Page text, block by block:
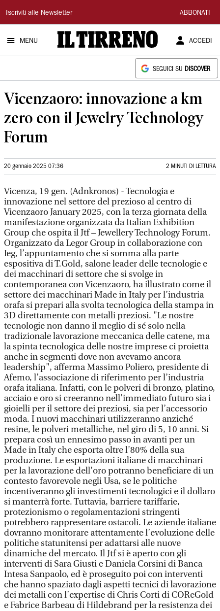
Il
Tirreno
Iscriviti alle Newsletter ABBONATI
MENU ACCEDI
SEGUICI SU DISCOVER
Vicenzaoro: innovazione a km
zero con il Jewelry Technology
Forum
20 gennaio 2025 07:36 2 MINUTI DI LETTURA
Vicenza, 19 gen. (Adnkronos) - Tecnologia e
innovazione nel settore del prezioso al centro di
Vicenzaoro January 2025, con la terza giornata della
manifestazione organizzata da Italian Exhibition
Group che ospita il Jtf – Jewellery Technology Forum.
Organizzato da Legor Group in collaborazione con
Ieg, l’appuntamento che si somma alla parte
espositiva di T.Gold, salone leader delle tecnologie e
dei macchinari di settore che si svolge in
contemporanea con Vicenzaoro, ha illustrato come il
settore dei macchinari Made in Italy per l’industria
orafa si prepari alla svolta tecnologica della stampa in
3D direttamente con metalli preziosi. "Le nostre
tecnologie non danno il meglio di sé solo nella
tradizionale lavorazione meccanica delle catene, ma
la spinta tecnologica delle nostre imprese ci proietta
anche in segmenti dove non avevamo ancora
leadership", afferma Massimo Poliero, presidente di
Afemo, l’associazione di riferimento per l’industria
orafa italiana. Infatti, con le polveri di bronzo, platino,
acciaio e oro si creeranno nell’immediato futuro sia i
gioielli per il settore dei preziosi, sia per l’accessorio
moda. I nuovi macchinari utilizzeranno anziché
resine, le polveri metalliche, nel giro di 5, 10 anni. Si
prepara così un ennesimo passo in avanti per un
Made in Italy che esporta oltre l’80% della sua
produzione. Le esportazioni italiane di macchinari
per la lavorazione dell'oro potranno beneficiare di un
contesto favorevole negli Usa, se le politiche
incentiveranno gli investimenti tecnologici e il dollaro
si manterrà forte. Tuttavia, barriere tariffarie,
protezionismo o regolamentazioni stringenti
potrebbero rappresentare ostacoli. Le aziende italiane
dovranno monitorare attentamente l’evoluzione delle
politiche statunitensi per adattarsi alle nuove
dinamiche del mercato. Il Jtf si è aperto con gli
interventi di Sara Giusti e Daniela Corsini di Banca
Intesa Sanpaolo, ed è proseguito poi con interventi
che hanno spaziato dagli aspetti tecnici di lavorazione
dei metalli con l’expertise di Chris Corti di COReGold
e Fabrice Barbeau di Hildebrand per la resistenza dei